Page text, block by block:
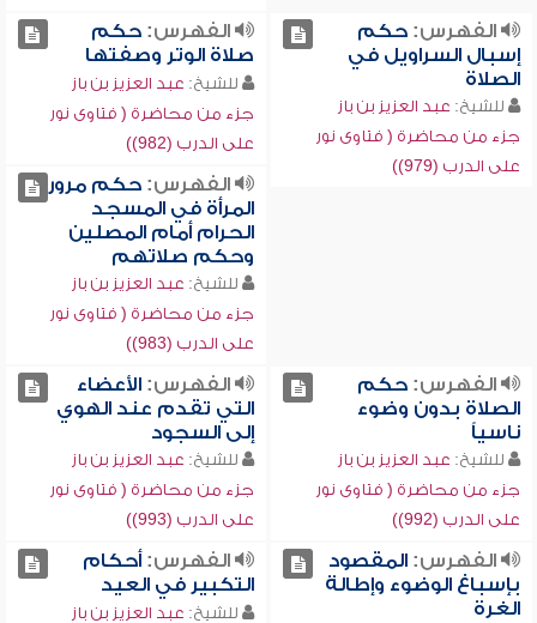
الفهرس:حكم
إسبال السراويل في
الصلاة
للشيخ: عبد العزيز بن باز
جزء من محاضرة ( فتاوى نور
على الدرب (979))
الفهرس:حكم
صلاة الوتر وصفتها
للشيخ: عبد العزيز بن باز
جزء من محاضرة ( فتاوى نور
على الدرب (982))
الفهرس:حكم مرور
المرأة في المسجد
الحرام أمام المصلين
وحكم صلاتهم
للشيخ: عبد العزيز بن باز
جزء من محاضرة ( فتاوى نور
على الدرب (983))
الفهرس:حكم
الصلاة بدون وضوء
ناسياً
للشيخ: عبد العزيز بن باز
جزء من محاضرة ( فتاوى نور
على الدرب (992))
الفهرس:الأعضاء
التي تقدم عند الهوي
إلى السجود
للشيخ: عبد العزيز بن باز
جزء من محاضرة ( فتاوى نور
على الدرب (993))
الفهرس:المقصود
بإسباغ الوضوء وإطالة
الغرة
الفهرس:أحكام
التكبير في العيد
للشيخ: عبد العزيز بن باز